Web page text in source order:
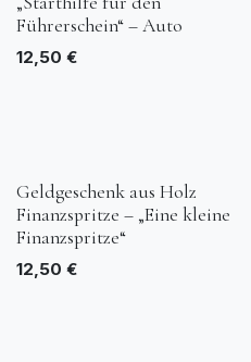
Führerschein“ – Auto
12,50 €
Geldgeschenk aus Holz
Finanzspritze – „Eine kleine
Finanzspritze“
12,50 €